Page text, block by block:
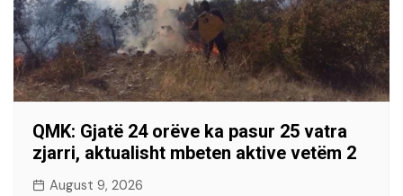
QMK: Gjatë 24 orëve ka pasur 25 vatra
zjarri, aktualisht mbeten aktive vetëm 2
August 9, 2026